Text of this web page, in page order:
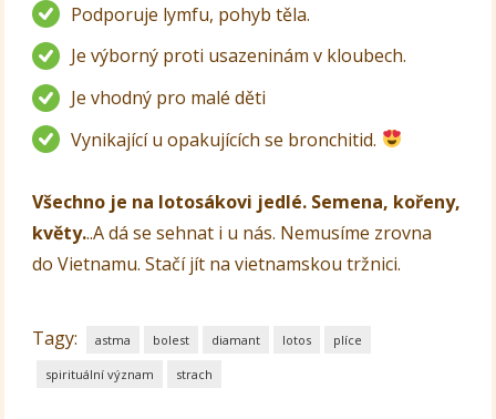
Podporuje lymfu, pohyb těla.
Je výborný proti usazeninám v kloubech.
Je vhodný pro malé děti
Vynikající u opakujících se bronchitid.
Všechno je na lotosákovi jedlé. Semena, kořeny,
květy...A dá se sehnat i u nás. Nemusíme zrovna
do Vietnamu. Stačí jít na vietnamskou tržnici.
Tagy: astma bolest diamant lotos plíce
spirituální význam strach